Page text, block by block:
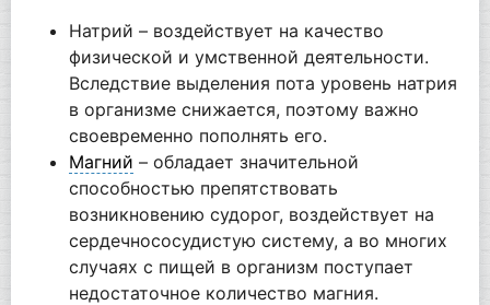
Натрий – воздействует на качество
физической и умственной деятельности.
Вследствие выделения пота уровень натрия
в организме снижается, поэтому важно
своевременно пополнять его.
Магний – обладает значительной
способностью препятствовать
возникновению судорог, воздействует на
сердечнососудистую систему, а во многих
случаях с пищей в организм поступает
недостаточное количество магния.